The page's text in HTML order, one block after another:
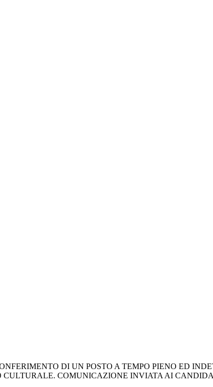
DI UN POSTO A TEMPO PIENO ED
COMUNICAZIONE INVIATA AI